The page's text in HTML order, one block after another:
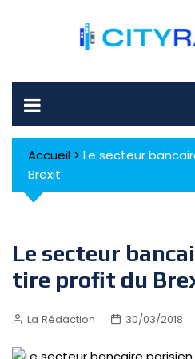
Accueil > Le secteur
Brexit
Le secteur
tire profit du
La Rédaction 30/03/2018